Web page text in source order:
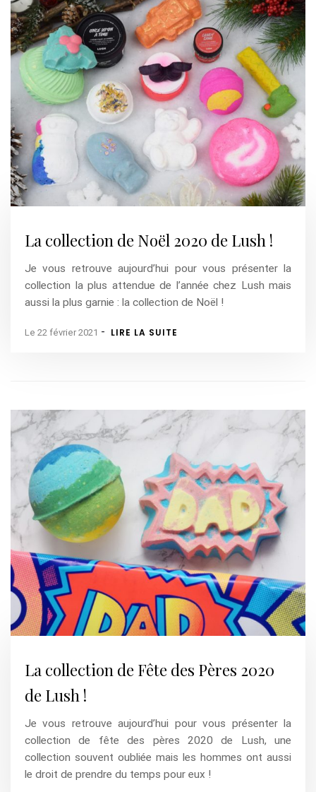
La collection de Noël 2020 de Lush !
Je vous retrouve aujourd’hui pour vous présenter la
collection la plus attendue de l’année chez Lush mais
aussi la plus garnie : la collection de Noël !
Le 22 février 2021 - LIRE LA SUITE
La collection de Fête des Pères 2020
de Lush !
Je vous retrouve aujourd’hui pour vous présenter la
collection de fête des pères 2020 de Lush, une
collection souvent oubliée mais les hommes ont aussi
le droit de prendre du temps pour eux !